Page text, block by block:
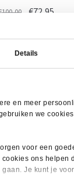
Details
en meer
we
voor een
ons helpen
Je kunt je
100,00
was:
€100,00.
€72,95
is:
selecteren